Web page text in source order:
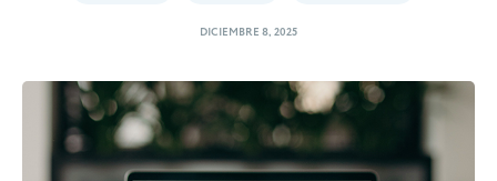
DICIEMBRE 8, 2025